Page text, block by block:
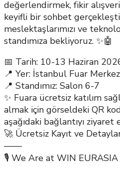
değerlendirmek, fikir
keyifli bir sohbet
meslektaşlarımızı ve
standımıza bekliyoruz. ✨🤖
📅 Tarih: 10-13 Haziran
📍 Yer: İstanbul Fuar
📍 Standımız: Salon 6-7
✨ Fuara ücretsiz katılım
almak için görseldeki QR
aşağıdaki bağlantıyı ziyaret
🚀 Ücretsiz Kayıt ve
——
🎙️ We Are at WIN